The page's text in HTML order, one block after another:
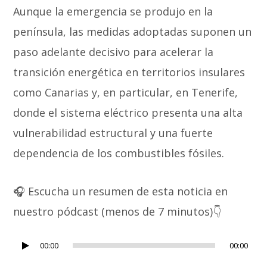
Aunque la emergencia se produjo en la
península, las medidas adoptadas suponen un
paso adelante decisivo para acelerar la
transición energética en territorios insulares
como Canarias y, en particular, en Tenerife,
donde el sistema eléctrico presenta una alta
vulnerabilidad estructural y una fuerte
dependencia de los combustibles fósiles.
🎧 Escucha un resumen de esta noticia en
nuestro pódcast (menos de 7 minutos)👇
Reproductor
00:00 00:00